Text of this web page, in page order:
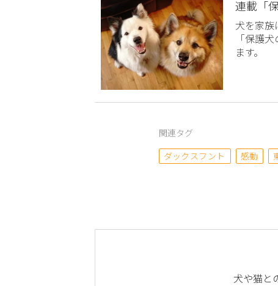
連載「
犬を家
「保護
ます。
関連タグ
ダックスフント
感動
犬や猫と